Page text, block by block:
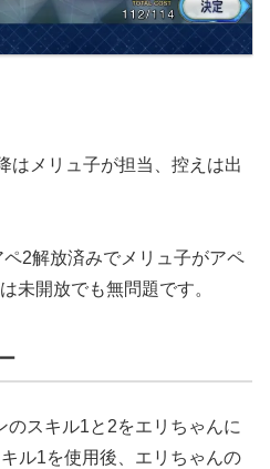
はメリュ子が担当、控えは出
2解放済みでメリュ子がアペ
未開放でも無問題です。
のスキル1と2をエリちゃんに
ル1を使用後、エリちゃんの